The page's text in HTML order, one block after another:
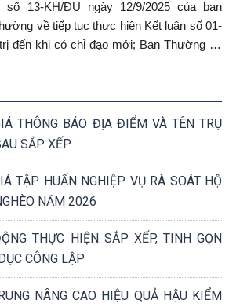
13-KH/ĐU ngày 12/9/2025 của ban
về tiếp tục thực hiện Kết luận số 01-
đến khi có chỉ đạo mới; Ban Thường vụ
năm 2024 – 2025. Cả hệ thống chính trị
khai, quán triệt đến các chi đảng bộ, cán
viên chức học tập và làm theo Bác Hồ
thức đa dạng, phong phú và thiết thực.
THÔNG BÁO ĐỊA ĐIỂM VÀ TÊN TRỤ
SẮP XẾP
HUẤN NGHIỆP VỤ RÀ SOÁT HỘ
NĂM 2026
THỰC HIỆN SẮP XẾP, TINH GỌN
CÔNG LẬP
NÂNG CAO HIỆU QUẢ HẬU KIỂM